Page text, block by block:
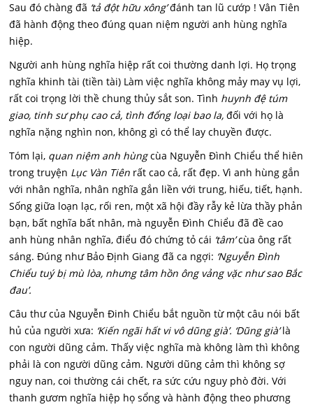
Sau đó chàng đã ‘tả đột hữu xông’đánh tan lũ cướp ! Vân Tiên
đã hành động theo đúng quan niệm người anh hùng nghĩa
hiệp.
Người anh hùng nghĩa hiệp rất coi thường danh lợi. Họ trọng
nghĩa khinh tài (tiền tài) Làm việc nghĩa không mảy may vụ lợi,
rất coi trọng lời thề chung thủy sắt son. Tình huynh đệ túm
giao, tinh sư phụ cao cả, tình đổng loại bao la, đối với họ là
nghĩa nặng nghìn non, không gì có thể lay chuyền được.
Tóm lại, quan niệm anh hùngcùa Nguyễn Đình Chiểu thể hiên
trong truyện Lục Vàn Tiên rất cao cả, rất đẹp. Vì anh hùng gắn
với nhân nghĩa, nhân nghĩa gắn liền với trung, hiếu, tiết, hạnh.
Sống giữa loạn lạc, rối ren, một xã hội đầy rẫy kẻ lừa thầy phản
bạn, bất nghĩa bất nhân, mà nguyễn Đình Chiểu đã đề cao
anh hùng nhân nghĩa, điểu đó chứng tỏ cái ‘tâm’cùa ông rất
sáng. Đúng như Bảo Định Giang đã ca ngợi: ‘Nguyễn Đình
Chiểu tuý bị mù lòa, nhưng tâm hồn ông vảng vặc như sao Bắc
đau’.
Câu thư của Nguyễn Đinh Chiểu bắt nguồn từ một câu nói bất
hủ của người xưa: ‘Kiến ngãi hất vi vô dũng già’. ‘Dũng già’là
con người dũng cảm. Thấy việc nghĩa mà không làm thì không
phải là con người dũng cảm. Người dũng cảm thì không sợ
nguy nan, coi thường cái chết, ra sức cứu nguy phò đời. Với
thanh gươm nghĩa hiệp họ sổng và hành động theo phương